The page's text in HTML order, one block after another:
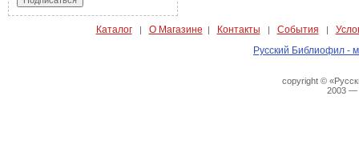
Каталог| О Магазине | Контакты | События |
Русский Библиофил -
copyright ©
2003 —